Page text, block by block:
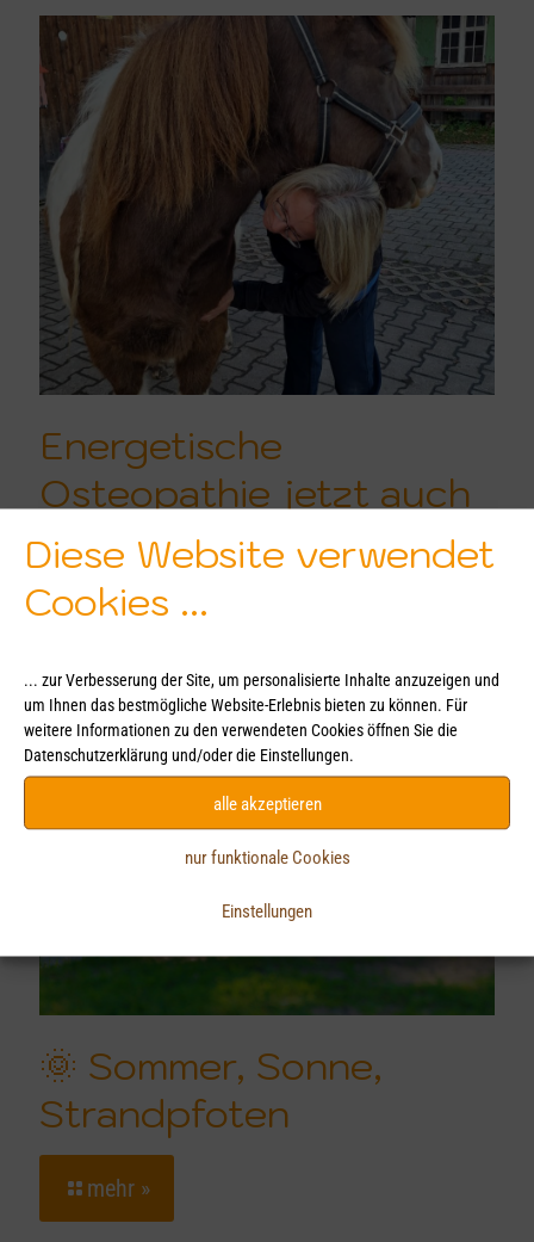
Diese Website verwendet
Cookies ...
... zur Verbesserung der Site, um personalisierte Inhalte anzuzeigen und
um Ihnen das bestmögliche Website-Erlebnis bieten zu können. Für
weitere Informationen zu den verwendeten Cookies öffnen Sie die
Datenschutzerklärung und/oder die Einstellungen.
alle akzeptieren
nur funktionale Cookies
Einstellungen
Energetische
Osteopathie jetzt auch
für Pferde
mehr »
🌞 Sommer, Sonne,
Strandpfoten
mehr »